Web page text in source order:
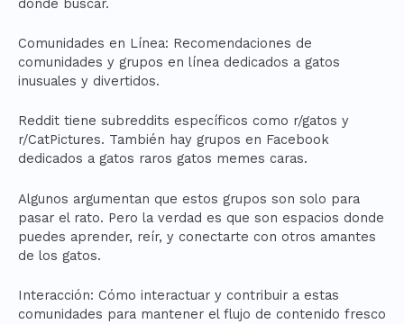
dónde buscar.
Comunidades en Línea: Recomendaciones de
comunidades y grupos en línea dedicados a gatos
inusuales y divertidos.
Reddit tiene subreddits específicos como r/gatos y
r/CatPictures. También hay grupos en Facebook
dedicados a gatos raros gatos memes caras.
Algunos argumentan que estos grupos son solo para
pasar el rato. Pero la verdad es que son espacios donde
puedes aprender, reír, y conectarte con otros amantes
de los gatos.
Interacción: Cómo interactuar y contribuir a estas
comunidades para mantener el flujo de contenido fresco